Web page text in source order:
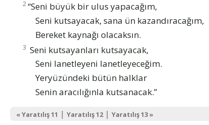
2“Seni büyük bir ulus yapacağım,
Seni kutsayacak, sana ün kazandıracağım,
Bereket kaynağı olacaksın.
3 Seni kutsayanları kutsayacak,
Seni lanetleyeni lanetleyeceğim.
Yeryüzündeki bütün halklar
Senin aracılığınla kutsanacak.”
« Yaratılış 11 | Yaratılış 12| Yaratılış 13 »